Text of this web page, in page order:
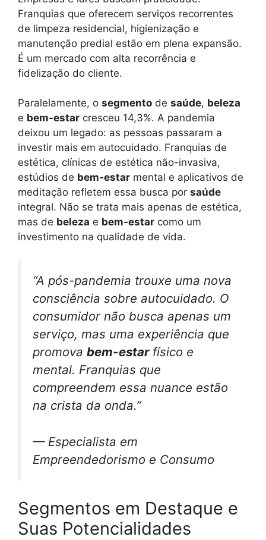
Franquias que oferecem serviços recorrentes
de limpeza residencial, higienização e
manutenção predial estão em plena expansão.
É um mercado com alta recorrência e
fidelização do cliente.
Paralelamente, o segmento de saúde, beleza
e bem-estar cresceu 14,3%. A pandemia
deixou um legado: as pessoas passaram a
investir mais em autocuidado. Franquias de
estética, clínicas de estética não-invasiva,
estúdios de bem-estar mental e aplicativos de
meditação refletem essa busca por saúde
integral. Não se trata mais apenas de estética,
mas de beleza e bem-estar como um
investimento na qualidade de vida.
“A pós-pandemia trouxe uma nova
consciência sobre autocuidado. O
consumidor não busca apenas um
serviço, mas uma experiência que
promova bem-estarfísico e
mental. Franquias que
compreendem essa nuance estão
na crista da onda.”
— Especialista em
Empreendedorismo e Consumo
Segmentos em Destaque e
Suas Potencialidades